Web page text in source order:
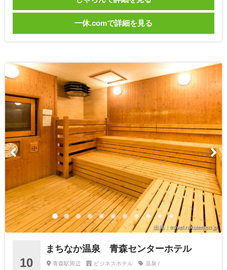
一休.comで詳細を見る
出典：travel.rakuten.co.jp
10
まちなか温泉 青森センターホテル
青森駅周辺 ビジネスホテル 温泉 /